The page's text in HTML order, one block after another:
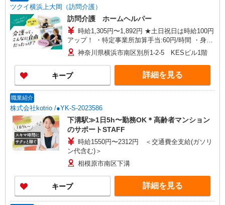
ツクイ横浜上大岡（訪問介護）
訪問介護 ホームヘルパー
時給1,305円〜1,892円 ★土日祝日は時給100円
アップ！ ・特定事業所加算手当:60円/時間 ・身体
介護手当:500円/時間 ・早朝夜間深夜手当:300円/
時間 （18:00〜翌07:59の時間帯） ・ICT手
当:2,000円/月 ・深夜割増は別途支給 ・ケア→ケ
アの移動時間も賃金（時給）を支給 ※給与幅は資
格・経験等による
神奈川県横浜市南区別所1-2-5 KESビル1階
キープ 詳細を見る
職業紹介
株式会社kotrio /●YK-S-2023586
下溝駅≫1日5h〜勤務OK＊高齢者マンション
のサポートSTAFF
時給1550円〜2312円 ＜交通費全支給(ガソリ
ン代含む)＞
相模原市南区下溝
キープ 詳細を見る